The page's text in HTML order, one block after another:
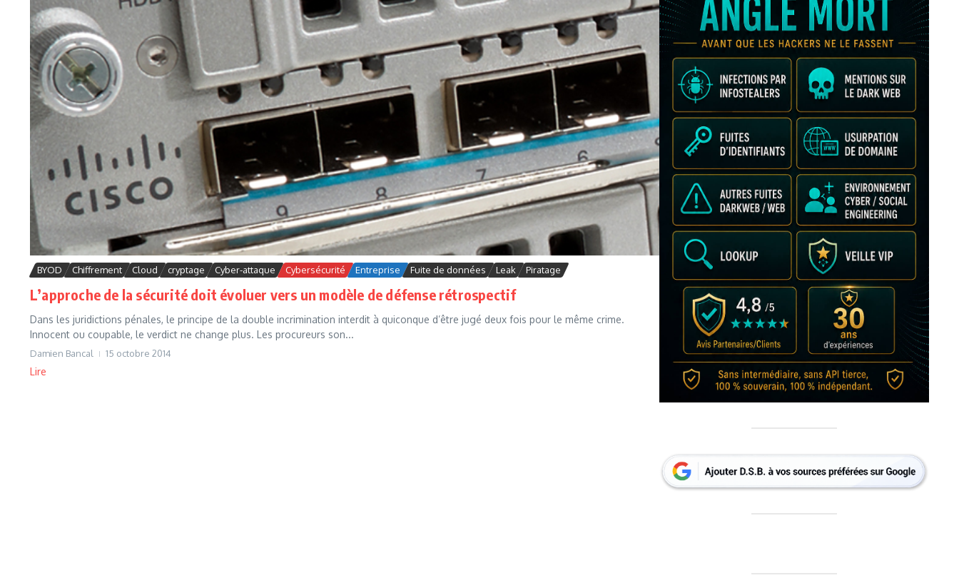
BYOD Chiffrement Cloud cryptage Cyber-attaque Cybersécurité Entreprise Fuite de données Leak Piratage
L’approche de la sécurité doit évoluer vers un modèle de défense rétrospectif
Dans les juridictions pénales, le principe de la double incrimination interdit à quiconque d’être jugé deux fois pour le même crime.
Innocent ou coupable, le verdict ne change plus. Les procureurs son...
Damien Bancal 15 octobre 2014
Lire